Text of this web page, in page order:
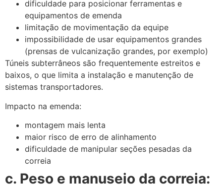
dificuldade para posicionar ferramentas e
equipamentos de emenda
limitação de movimentação da equipe
impossibilidade de usar equipamentos grandes
(prensas de vulcanização grandes, por exemplo)
Túneis subterrâneos são frequentemente estreitos e
baixos, o que limita a instalação e manutenção de
sistemas transportadores.
Impacto na emenda:
montagem mais lenta
maior risco de erro de alinhamento
dificuldade de manipular seções pesadas da
correia
c. Peso e manuseio da correia: